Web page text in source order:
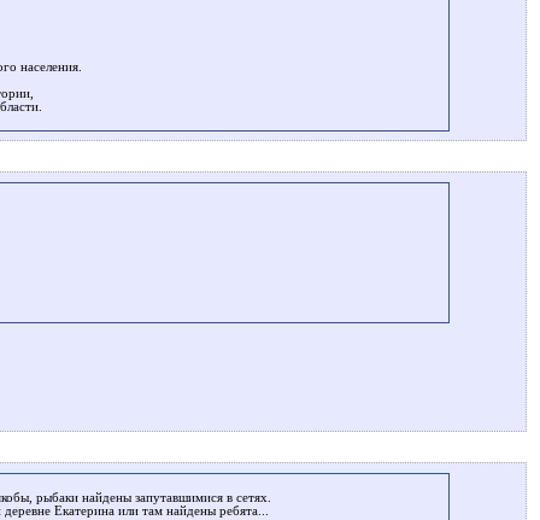
населения.
рыбаки найдены запутавшимися в сетях.
Екатерина или там найдены ребята...